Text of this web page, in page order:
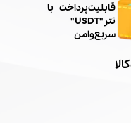
​قابلیت پرداخت با
تتر"USDT"
سریع و امن